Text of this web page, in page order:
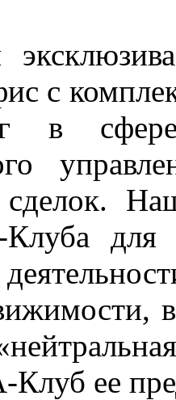
с
в сфере
сделок.
для
ее